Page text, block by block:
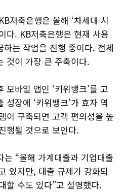
저축은행은 올해 ‘차세대 시
다. KB저축은행은 현재 사용
는 작업을 진행 중이다. 전체
것이 가장 큰 주축이다.
모바일 앱인 ‘키위뱅크’를 고
장에 ‘키위뱅크’가 효자 역
이 구축되면 고객 편의성을 높
행될 것으로 보인다.
“올해 가계대출과 기업대출
있지만, 대출 규제가 강화되
할 수도 있다”고 설명했다.